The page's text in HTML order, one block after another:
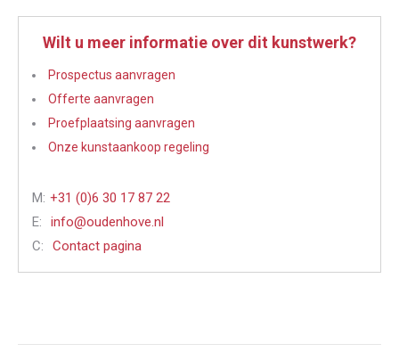
Wilt u meer informatie over dit kunstwerk?
Prospectus aanvragen
Offerte aanvragen
Proefplaatsing aanvragen
Onze kunstaankoop regeling
M: +31 (0)6 30 17 87 22
E:
info@oudenhove.nl
C:
Contact pagina